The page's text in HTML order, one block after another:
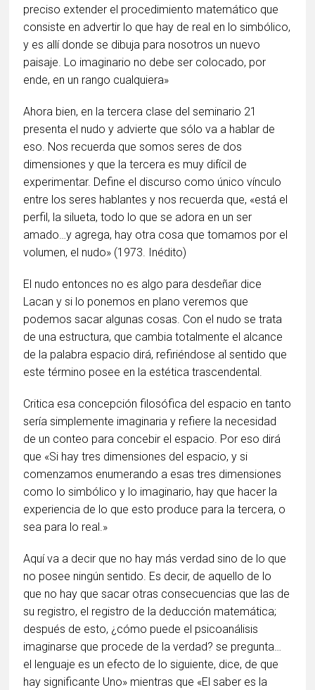
preciso extender el procedimiento matemático que
consiste en advertir lo que hay de real en lo simbólico,
y es allí donde se dibuja para nosotros un nuevo
paisaje. Lo imaginario no debe ser colocado, por
ende, en un rango cualquiera»
Ahora bien, en la tercera clase del seminario 21
presenta el nudo y advierte que sólo va a hablar de
eso. Nos recuerda que somos seres de dos
dimensiones y que la tercera es muy difícil de
experimentar. Define el discurso como único vínculo
entre los seres hablantes y nos recuerda que, «está el
perfil, la silueta, todo lo que se adora en un ser
amado…y agrega, hay otra cosa que tomamos por el
volumen, el nudo» (1973. Inédito)
El nudo entonces no es algo para desdeñar dice
Lacan y si lo ponemos en plano veremos que
podemos sacar algunas cosas. Con el nudo se trata
de una estructura, que cambia totalmente el alcance
de la palabra espacio dirá, refiriéndose al sentido que
este término posee en la estética trascendental.
Critica esa concepción filosófica del espacio en tanto
sería simplemente imaginaria y refiere la necesidad
de un conteo para concebir el espacio. Por eso dirá
que «Si hay tres dimensiones del espacio, y si
comenzamos enumerando a esas tres dimensiones
como lo simbólico y lo imaginario, hay que hacer la
experiencia de lo que esto produce para la tercera, o
sea para lo real.»
Aquí va a decir que no hay más verdad sino de lo que
no posee ningún sentido. Es decir, de aquello de lo
que no hay que sacar otras consecuencias que las de
su registro, el registro de la deducción matemática;
después de esto, ¿cómo puede el psicoanálisis
imaginarse que procede de la verdad? se pregunta…
el lenguaje es un efecto de lo siguiente, dice, de que
hay significante Uno» mientras que «El saber es la